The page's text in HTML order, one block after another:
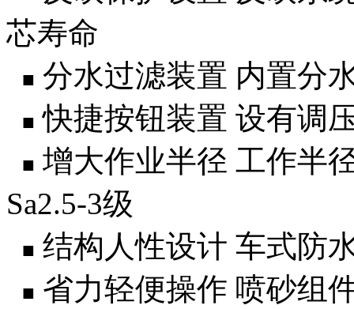
芯寿命
■ 分水过滤装置 内置分
■ 快捷按钮装置 设有调
■ 增大作业半径 工作半
Sa2.5-3级
■ 结构人性设计 车式防
■ 省力轻便操作 喷砂组